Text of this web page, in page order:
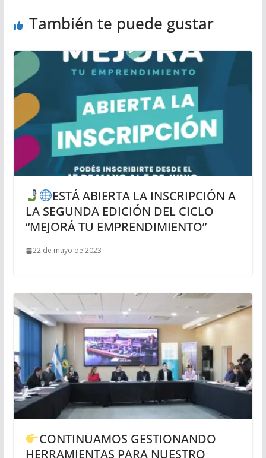
También te puede gustar
ESTÁ ABIERTA LA INSCRIPCIÓN A
LA SEGUNDA EDICIÓN DEL CICLO
“MEJORÁ TU EMPRENDIMIENTO”
22 de mayo de 2023
CONTINUAMOS GESTIONANDO
HERRAMIENTAS PARA NUESTRO